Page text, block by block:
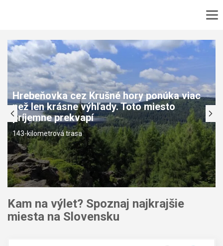
MAPA
PODUJATIA
TURISTIKA
VÝLET
CYKLOTURISTIKA
KONTAKT
Hrebeňovka cez Krušné hory ponúka viac
než len krásne výhľady. Toto miesto
príjemne prekvapí
143-kilometrová trasa
Kam na výlet? Spoznaj najkrajšie
miesta na Slovensku